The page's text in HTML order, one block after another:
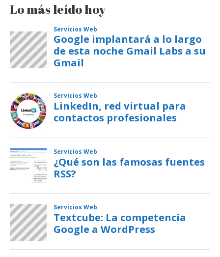
Lo más leído hoy